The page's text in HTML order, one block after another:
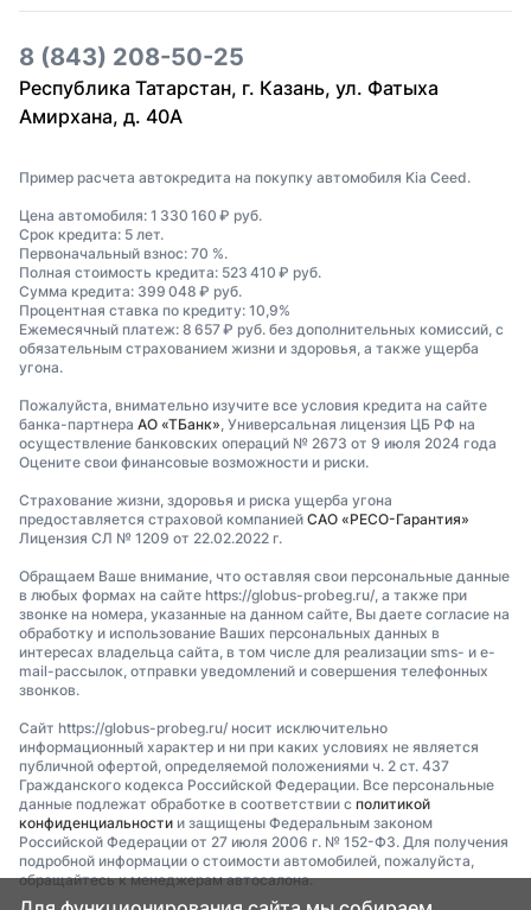
8 (843) 208-50-25
Республика Татарстан, г. Казань, ул. Фатыха
Амирхана, д. 40А
Пример расчета автокредита на покупку автомобиля Kia Ceed.
Цена автомобиля: 1 330 160 ₽ руб.
Срок кредита: 5 лет.
Первоначальный взнос: 70 %.
Полная стоимость кредита: 523 410 ₽ руб.
Сумма кредита: 399 048 ₽ руб.
Процентная ставка по кредиту: 10,9%
Ежемесячный платеж: 8 657 ₽ руб. без дополнительных комиссий, с
обязательным страхованием жизни и здоровья, а также ущерба
угона.
Пожалуйста, внимательно изучите все условия кредита на сайте
банка-партнера АО «ТБанк», Универсальная лицензия ЦБ РФ на
осуществление банковских операций № 2673 от 9 июля 2024 года
Оцените свои финансовые возможности и риски.
Страхование жизни, здоровья и риска ущерба угона
предоставляется страховой компанией САО «РЕСО-Гарантия»
Лицензия СЛ № 1209 от 22.02.2022 г.
Обращаем Ваше внимание, что оставляя свои персональные данные
в любых формах на сайте https://globus-probeg.ru/, а также при
звонке на номера, указанные на данном сайте, Вы даете согласие на
обработку и использование Ваших персональных данных в
интересах владельца сайта, в том числе для реализации sms- и e-
mail-рассылок, отправки уведомлений и совершения телефонных
звонков.
Сайт https://globus-probeg.ru/ носит исключительно
информационный характер и ни при каких условиях не является
публичной офертой, определяемой положениями ч. 2 ст. 437
Гражданского кодекса Российской Федерации. Все персональные
данные подлежат обработке в соответствии с политикой
конфиденциальности и защищены Федеральным законом
Российской Федерации от 27 июля 2006 г. № 152-ФЗ. Для получения
подробной информации о стоимости автомобилей, пожалуйста,
обращайтесь к менеджерам автосалона.